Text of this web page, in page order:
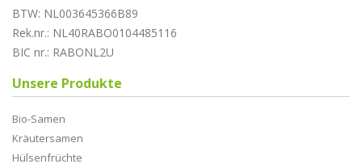
BTW: NL003645366B89
Rek.nr.: NL40RABO0104485116
BIC nr.: RABONL2U
Unsere Produkte
Bio-Samen
Kräutersamen
Hülsenfrüchte